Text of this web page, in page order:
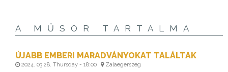
A MŰSOR TARTALMA
ÚJABB EMBERI MARADVÁNYOKAT TALÁLTAK
2024. 03 28. Thursday - 18:00 Zalaegerszeg